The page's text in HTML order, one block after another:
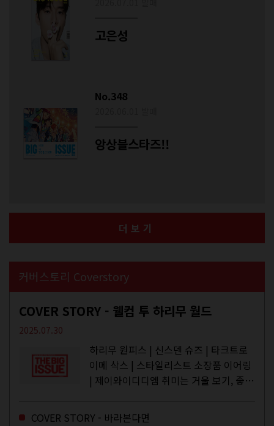
고은성
No.348
앙상블스타즈!!
더보기
커버스토리 Coverstory
COVER STORY - 웰컴 투 하리무 월드
2025.07.30
하리무 원피스 | 신스덴 슈즈 | 타크트로
이메 삭스 | 스타일리스트 소장품 이어링
| 제이와이디디엠 취미는 거울 보기, 좋아
주와...
COVER STORY - 바라본다면